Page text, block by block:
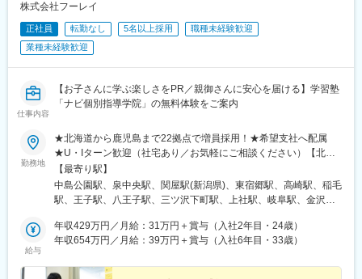
株式会社フーレイ
正社員 転勤なし 5名以上採用
職種未経験歓迎
業種未経験歓迎
仕事内容
【お子さんに学ぶ楽しさをPR／親御さんに安心を届ける】学習塾
「ナビ個別指導学院」の無料体験をご案内
勤務地
★北海道から鹿児島まで22拠点で増員採用！★希望支社へ配属
★U・Iターン歓迎（社宅あり／お気軽にご相談ください）【北海
道・東北】札幌／仙台【関東甲信越】新潟／栃木／群馬／千葉／
東京／西東京／横浜【中部・関西】名古屋／岐阜／金沢／静岡／
京都／大阪／神戸【中国四国・九州】岡山／広島／高松／福岡／
給28.6万円～30万円保証』◆12時出社で朝はゆっくり◆平均残業
時間：月0～6時間◆年間休日120日＆完全週休2日制◆年度によっ
から学べる研修▼先輩とロープレしながらのOJT▼独り立ち（報
【最寄り駅】
中島公園駅、泉中央駅、関屋駅(新潟県)、東宿郷駅、高崎駅、稲毛
駅、王子駅、八王子駅、三ツ沢下町駅、上社駅、岐阜駅、金沢
前駅、松島二丁目駅、東比恵駅、平成駅、二中通駅、山鼻９条
駅、駅東公園前駅、王子駅前駅、京王八王子駅、反町駅、広電五
京都)、神奈川駅、五日市駅、武之橋駅
給与
年収429万円／月給：31万円＋賞与（入社2年目・24歳）
年収654万円／月給：39万円＋賞与（入社6年目・33歳）